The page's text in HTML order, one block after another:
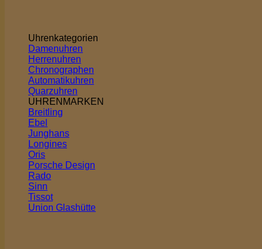
Uhrenkategorien
Damenuhren
Herrenuhren
Chronographen
Automatikuhren
Quarzuhren
UHRENMARKEN
Breitling
Ebel
Junghans
Longines
Oris
Porsche Design
Rado
Sinn
Tissot
Union Glashütte